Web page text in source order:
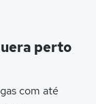
perto
com até